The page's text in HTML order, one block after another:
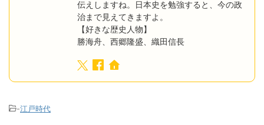
伝えしますね。日本史を勉強すると、今の政
治まで見えてきますよ。
【好きな歴史人物】
勝海舟、西郷隆盛、織田信長
-江戸時代